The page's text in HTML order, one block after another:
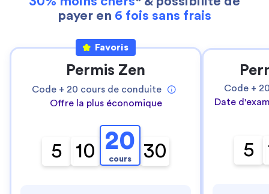
payer en 6 fois sans frais
Favoris
Permis Zen
Code + 20 cours de conduite
Offre la plus économique
5 10 20
cours 30
Code +
Date
5